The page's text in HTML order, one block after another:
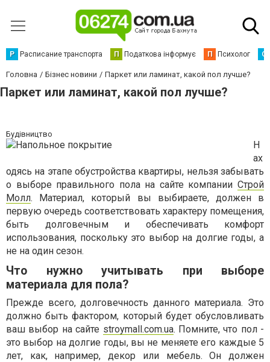
Р Расписание транспорта П Податкова інформує П Психолог С
Головна Бізнес новини Паркет или ламинат, какой пол лучше?
Паркет или ламинат, какой пол лучше?
Будівництво
Н
ах
одясь на этапе обустройства квартиры, нельзя забывать
о выборе правильного пола на сайте компании Строй
Молл. Материал, который вы выбираете, должен в
первую очередь соответствовать характеру помещения,
быть долговечным и обеспечивать комфорт
использования, поскольку это выбор на долгие годы, а
не на один сезон.
Что нужно учитывать при выборе
материала для пола?
Прежде всего, долговечность данного материала. Это
должно быть фактором, который будет обусловливать
ваш выбор на сайте stroymall.com.ua. Помните, что пол -
это выбор на долгие годы, вы не меняете его каждые 5
лет, как, например, декор или мебель. Он должен